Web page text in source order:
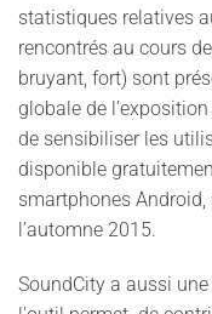
statistiques relatives
rencontrés au cours
bruyant, fort) sont
globale de
de sensibiliser les
disponible
smartphones
l’automne 2015.
SoundCity a aussi